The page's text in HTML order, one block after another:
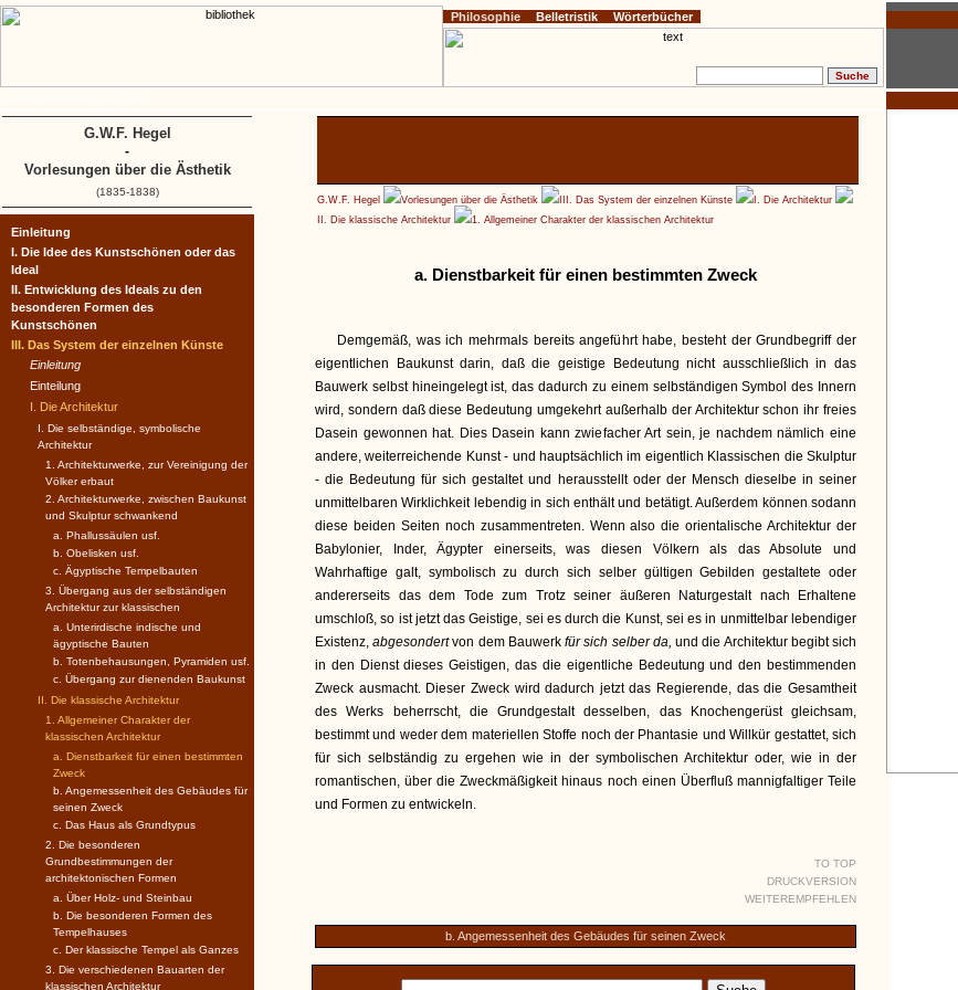
G.W.F. Hegel Vorlesungen über die Ästhetik III. Das System der einzelnen Künste
I. Die Architektur
II. Die klassische Architektur
1. Allgemeiner Charakter der klassischen Architektur
a. Dienstbarkeit für einen bestimmten Zweck
Demgemäß, was ich mehrmals bereits angeführt habe, besteht der Grundbegriff der
eigentlichen Baukunst darin, daß die geistige Bedeutung nicht ausschließlich in das
Bauwerk selbst hineingelegt ist, das dadurch zu einem selbständigen Symbol des Innern
wird, sondern daß diese Bedeutung umgekehrt außerhalb der Architektur schon ihr freies
Dasein gewonnen hat. Dies Dasein kann zwiefacher Art sein, je nachdem nämlich eine
andere, weiterreichende Kunst - und hauptsächlich im eigentlich Klassischen die Skulptur
- die Bedeutung für sich gestaltet und herausstellt oder der Mensch dieselbe in seiner
unmittelbaren Wirklichkeit lebendig in sich enthält und betätigt. Außerdem können sodann
diese beiden Seiten noch zusammentreten. Wenn also die orientalische Architektur der
Babylonier, Inder, Ägypter einerseits, was diesen Völkern als das Absolute und
Wahrhaftige galt, symbolisch zu durch sich selber gültigen Gebilden gestaltete oder
andererseits das dem Tode zum Trotz seiner äußeren Naturgestalt nach Erhaltene
umschloß, so ist jetzt das Geistige, sei es durch die Kunst, sei es in unmittelbar lebendiger
Existenz,abgesondertvon dem Bauwerkfür sich selber da,und die Architektur begibt sich
in den Dienst dieses Geistigen, das die eigentliche Bedeutung und den bestimmenden
Zweck ausmacht. Dieser Zweck wird dadurch jetzt das Regierende, das die Gesamtheit
des Werks beherrscht, die Grundgestalt desselben, das Knochengerüst gleichsam,
bestimmt und weder dem materiellen Stoffe noch der Phantasie und Willkür gestattet, sich
für sich selbständig zu ergehen wie in der symbolischen Architektur oder, wie in der
romantischen, über die Zweckmäßigkeit hinaus noch einen Überfluß mannigfaltiger Teile
und Formen zu entwickeln.
TO TOP
DRUCKVERSION
WEITEREMPFEHLEN
b. Angemessenheit des Gebäudes für seinen Zweck
Einleitung
I. Die Idee des Kunstschönen oder das
Ideal
II. Entwicklung des Ideals zu den
besonderen Formen des
Kunstschönen
III. Das System der einzelnen Künste
Einleitung
Einteilung
I. Die Architektur
I. Die selbständige, symbolische
Architektur
1. Architekturwerke, zur Vereinigung der
Völker erbaut
2. Architekturwerke, zwischen Baukunst
und Skulptur schwankend
a. Phallussäulen usf.
b. Obelisken usf.
c. Ägyptische Tempelbauten
3. Übergang aus der selbständigen
Architektur zur klassischen
a. Unterirdische indische und
ägyptische Bauten
b. Totenbehausungen, Pyramiden usf.
c. Übergang zur dienenden Baukunst
II. Die klassische Architektur
1. Allgemeiner Charakter der
klassischen Architektur
a. Dienstbarkeit für einen bestimmten
Zweck
b. Angemessenheit des Gebäudes für
seinen Zweck
c. Das Haus als Grundtypus
2. Die besonderen
Grundbestimmungen der
architektonischen Formen
a. Über Holz- und Steinbau
b. Die besonderen Formen des
Tempelhauses
c. Der klassische Tempel als Ganzes
3. Die verschiedenen Bauarten der
klassischen Architektur
Philosophie Belletristik Wörterbücher
G.W.F. Hegel
-
Vorlesungen über die Ästhetik
(1835-1838)